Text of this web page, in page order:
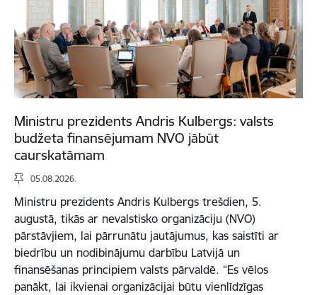
Ministru prezidents Andris Kulbergs: valsts
budžeta finansējumam NVO jābūt
caurskatāmam
05.08.2026.
Ministru prezidents Andris Kulbergs trešdien, 5.
augustā, tikās ar nevalstisko organizāciju (NVO)
pārstāvjiem, lai pārrunātu jautājumus, kas saistīti ar
biedrību un nodibinājumu darbību Latvijā un
finansēšanas principiem valsts pārvaldē. “Es vēlos
panākt, lai ikvienai organizācijai būtu vienlīdzīgas